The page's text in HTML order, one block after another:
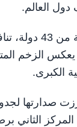
العالم.
شارك في
الزخم
الكبرى.